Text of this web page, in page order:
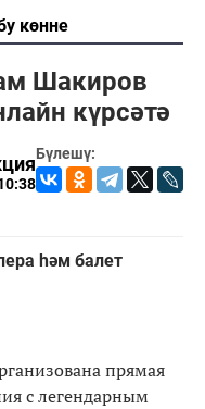
көнне
Шакиров
күрсәтә
Бүлешү:
һәм балет
прямая
с легендарным